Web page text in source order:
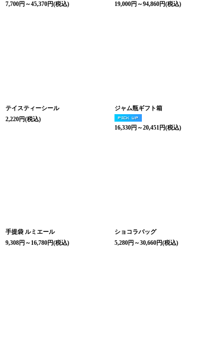
7,700円 ～45,370円(税込)
19,000円 ～94,860円(税込)
テイスティーシール
2,220円(税込)
ジャム瓶ギフト箱
16,330円 ～20,451円(税込)
手提袋 ルミエール
9,308円 ～16,780円(税込)
ショコラバッグ
5,280円 ～30,660円(税込)